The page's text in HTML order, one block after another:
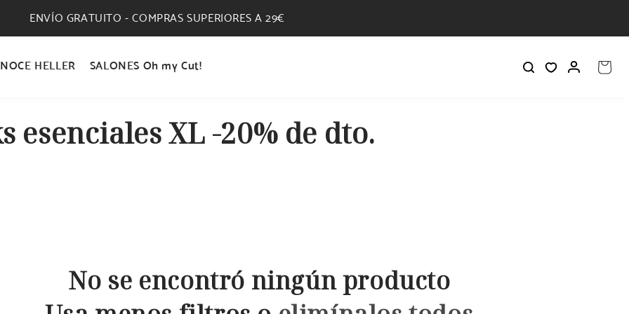
ENVÍO GRATUITO - COMPRAS SUPERIORES A 29€
HELLER SALONES Oh my Cut!
sesión
Carrito
esenciales XL -20% de dto.
No se encontró ningún producto